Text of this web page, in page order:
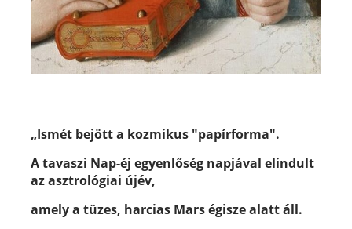
„Ismét bejött a kozmikus "papírforma".
A tavaszi Nap-éj egyenlőség napjával elindult
az asztrológiai újév,
amely a tüzes, harcias Mars égisze alatt áll.